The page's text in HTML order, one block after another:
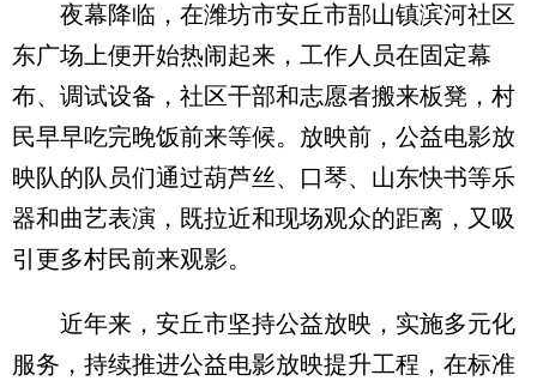
夜幕降临，在潍坊市安丘市郚山镇滨河社区
东广场上便开始热闹起来，工作人员在固定幕
布、调试设备，社区干部和志愿者搬来板凳，村
民早早吃完晚饭前来等候。放映前，公益电影放
映队的队员们通过葫芦丝、口琴、山东快书等乐
器和曲艺表演，既拉近和现场观众的距离，又吸
引更多村民前来观影。
近年来，安丘市坚持公益放映，实施多元化
服务，持续推进公益电影放映提升工程，在标准